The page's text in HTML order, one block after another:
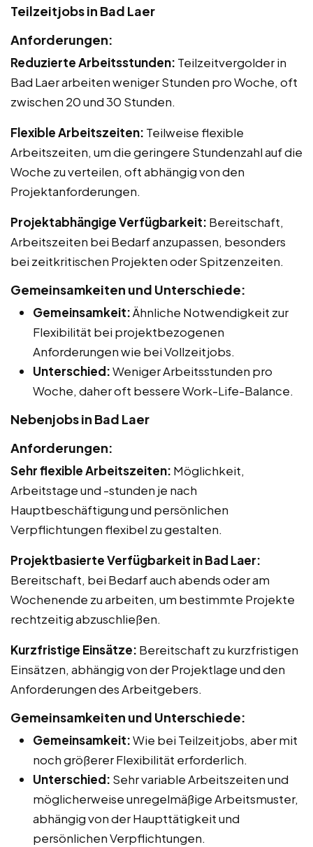
Teilzeitjobs in Bad Laer
Anforderungen:
Reduzierte Arbeitsstunden: Teilzeitvergolder in
Bad Laer arbeiten weniger Stunden pro Woche, oft
zwischen 20 und 30 Stunden.
Flexible Arbeitszeiten: Teilweise flexible
Arbeitszeiten, um die geringere Stundenzahl auf die
Woche zu verteilen, oft abhängig von den
Projektanforderungen.
Projektabhängige Verfügbarkeit: Bereitschaft,
Arbeitszeiten bei Bedarf anzupassen, besonders
bei zeitkritischen Projekten oder Spitzenzeiten.
Gemeinsamkeiten und Unterschiede:
Gemeinsamkeit:Ähnliche Notwendigkeit zur
Flexibilität bei projektbezogenen
Anforderungen wie bei Vollzeitjobs.
Unterschied:Weniger Arbeitsstunden pro
Woche, daher oft bessere Work-Life-Balance.
Nebenjobs in Bad Laer
Anforderungen:
Sehr flexible Arbeitszeiten: Möglichkeit,
Arbeitstage und -stunden je nach
Hauptbeschäftigung und persönlichen
Verpflichtungen flexibel zu gestalten.
Projektbasierte Verfügbarkeit in Bad Laer:
Bereitschaft, bei Bedarf auch abends oder am
Wochenende zu arbeiten, um bestimmte Projekte
rechtzeitig abzuschließen.
Kurzfristige Einsätze: Bereitschaft zu kurzfristigen
Einsätzen, abhängig von der Projektlage und den
Anforderungen des Arbeitgebers.
Gemeinsamkeiten und Unterschiede:
Gemeinsamkeit:Wie bei Teilzeitjobs, aber mit
noch größerer Flexibilität erforderlich.
Unterschied: Sehr variable Arbeitszeiten und
möglicherweise unregelmäßige Arbeitsmuster,
abhängig von der Haupttätigkeit und
persönlichen Verpflichtungen.